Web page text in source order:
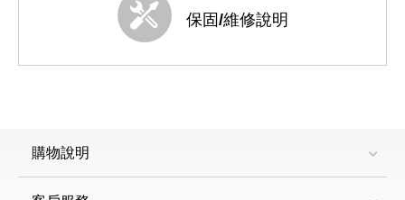
保固/維修說明
購物說明